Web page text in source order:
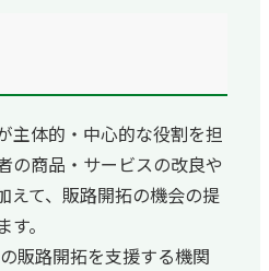
体的・中心的な役割を担
の商品・サービスの改良や
えて、販路開拓の機会の提
。
販路開拓を支援する機関